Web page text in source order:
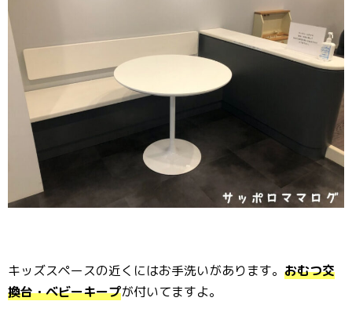
キッズスペースの近くにはお手洗いがあります。 おむつ交
換台・ベビーキープが付いてますよ。